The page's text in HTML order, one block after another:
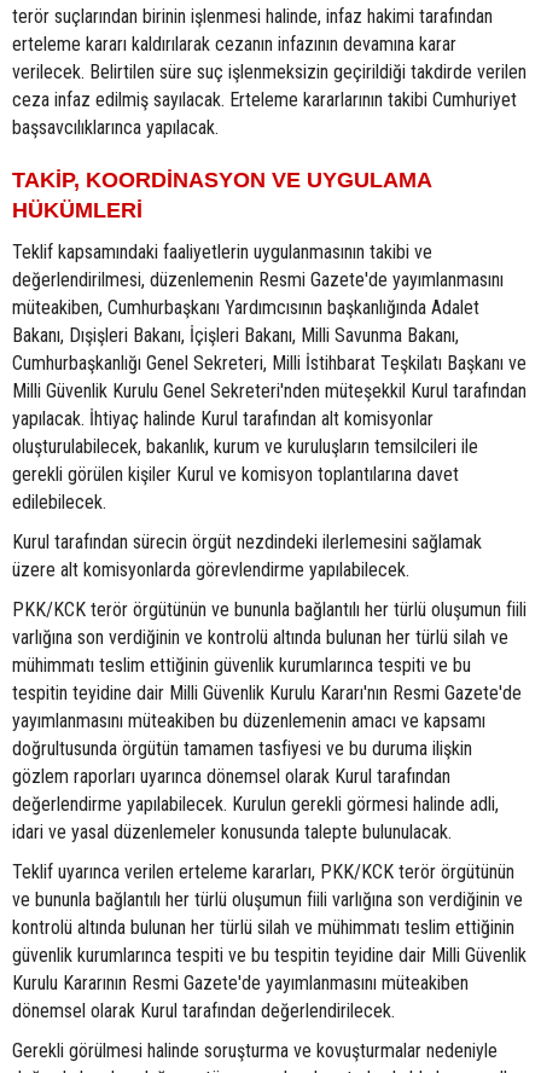
terör suçlarından birinin işlenmesi halinde, infaz hakimi tarafından
erteleme kararı kaldırılarak cezanın infazının devamına karar
verilecek. Belirtilen süre suç işlenmeksizin geçirildiği takdirde verilen
ceza infaz edilmiş sayılacak. Erteleme kararlarının takibi Cumhuriyet
başsavcılıklarınca yapılacak.
TAKİP, KOORDİNASYON VE UYGULAMA
HÜKÜMLERİ
Teklif kapsamındaki faaliyetlerin uygulanmasının takibi ve
değerlendirilmesi, düzenlemenin Resmi Gazete'de yayımlanmasını
müteakiben, Cumhurbaşkanı Yardımcısının başkanlığında Adalet
Bakanı, Dışişleri Bakanı, İçişleri Bakanı, Milli Savunma Bakanı,
Cumhurbaşkanlığı Genel Sekreteri, Milli İstihbarat Teşkilatı Başkanı ve
Milli Güvenlik Kurulu Genel Sekreteri'nden müteşekkil Kurul tarafından
yapılacak. İhtiyaç halinde Kurul tarafından alt komisyonlar
oluşturulabilecek, bakanlık, kurum ve kuruluşların temsilcileri ile
gerekli görülen kişiler Kurul ve komisyon toplantılarına davet
edilebilecek.
Kurul tarafından sürecin örgüt nezdindeki ilerlemesini sağlamak
üzere alt komisyonlarda görevlendirme yapılabilecek.
PKK/KCK terör örgütünün ve bununla bağlantılı her türlü oluşumun fiili
varlığına son verdiğinin ve kontrolü altında bulunan her türlü silah ve
mühimmatı teslim ettiğinin güvenlik kurumlarınca tespiti ve bu
tespitin teyidine dair Milli Güvenlik Kurulu Kararı'nın Resmi Gazete'de
yayımlanmasını müteakiben bu düzenlemenin amacı ve kapsamı
doğrultusunda örgütün tamamen tasfiyesi ve bu duruma ilişkin
gözlem raporları uyarınca dönemsel olarak Kurul tarafından
değerlendirme yapılabilecek. Kurulun gerekli görmesi halinde adli,
idari ve yasal düzenlemeler konusunda talepte bulunulacak.
Teklif uyarınca verilen erteleme kararları, PKK/KCK terör örgütünün
ve bununla bağlantılı her türlü oluşumun fiili varlığına son verdiğinin ve
kontrolü altında bulunan her türlü silah ve mühimmatı teslim ettiğinin
güvenlik kurumlarınca tespiti ve bu tespitin teyidine dair Milli Güvenlik
Kurulu Kararının Resmi Gazete'de yayımlanmasını müteakiben
dönemsel olarak Kurul tarafından değerlendirilecek.
Gerekli görülmesi halinde soruşturma ve kovuşturmalar nedeniyle